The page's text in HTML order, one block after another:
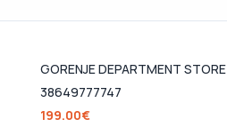
GORENJE DEPARTMENT STORE
38649777747
199.00€